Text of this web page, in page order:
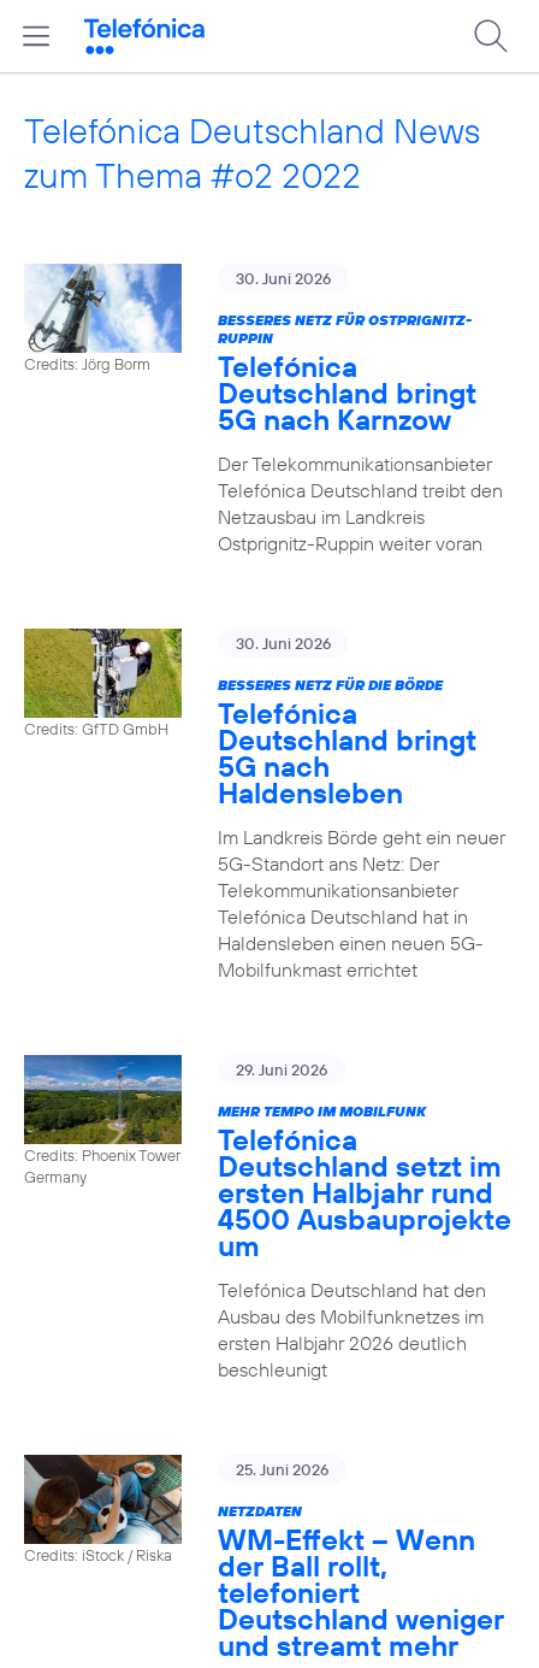
Telefónica Deutschland News
zum Thema #o2 2022
Credits: Jörg Borm
30. Juni 2026
BESSERES NETZ FÜR OSTPRIGNITZ-
RUPPIN
Telefónica
Deutschland bringt
5G nach Karnzow
Der Telekommunikationsanbieter
Telefónica Deutschland treibt den
Netzausbau im Landkreis
Ostprignitz-Ruppin weiter voran
Credits: GfTD GmbH
30. Juni 2026
BESSERES NETZ FÜR DIE BÖRDE
Telefónica
Deutschland bringt
5G nach
Haldensleben
Im Landkreis Börde geht ein neuer
5G-Standort ans Netz: Der
Telekommunikationsanbieter
Telefónica Deutschland hat in
Haldensleben einen neuen 5G-
Mobilfunkmast errichtet
Credits: Phoenix Tower
Germany
29. Juni 2026
MEHR TEMPO IM MOBILFUNK
Telefónica
Deutschland setzt im
ersten Halbjahr rund
4500 Ausbauprojekte
um
Telefónica Deutschland hat den
Ausbau des Mobilfunknetzes im
ersten Halbjahr 2026 deutlich
beschleunigt
Credits: iStock / Riska
25. Juni 2026
NETZDATEN
WM-Effekt – Wenn
der Ball rollt,
telefoniert
Deutschland weniger
und streamt mehr